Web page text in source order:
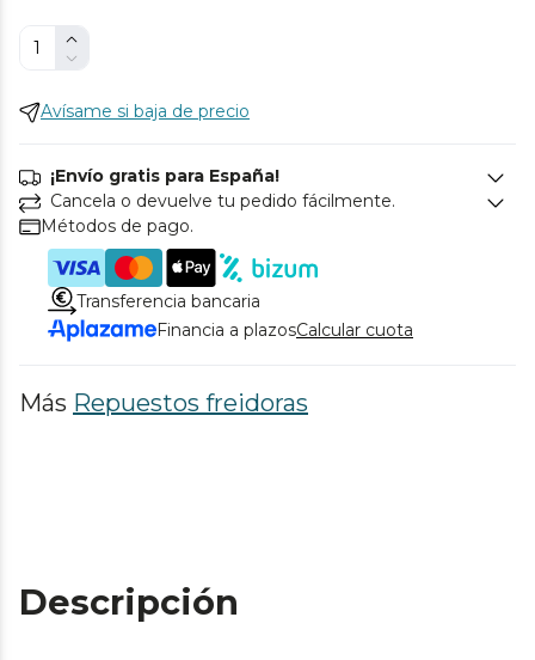
Avísame si baja de precio
¡Envío gratis para España!
Cancela o devuelve tu pedido fácilmente.
Métodos de pago.
Transferencia bancaria
Financia a plazosCalcular cuota
Más Repuestos freidoras
Descripción